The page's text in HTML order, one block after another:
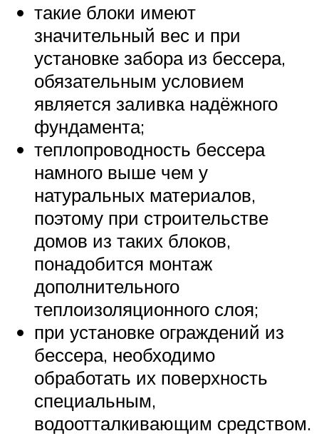
такие блоки имеют
значительный вес и при
установке забора из бессера,
обязательным условием
является заливка надёжного
фундамента;
теплопроводность бессера
намного выше чем у
натуральных материалов,
поэтому при строительстве
домов из таких блоков,
понадобится монтаж
дополнительного
теплоизоляционного слоя;
при установке ограждений из
бессера, необходимо
обработать их поверхность
специальным,
водоотталкивающим средством.